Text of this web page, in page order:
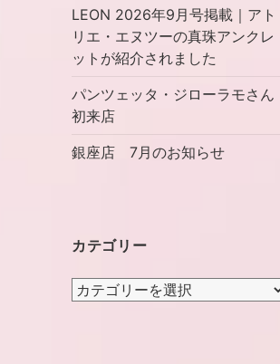
LEON 2026年9月号掲載｜アト
リエ・エヌツーの真珠アンクレ
ットが紹介されました
パンツェッタ・ジローラモさん
初来店
銀座店 7月のお知らせ
カテゴリー
カ